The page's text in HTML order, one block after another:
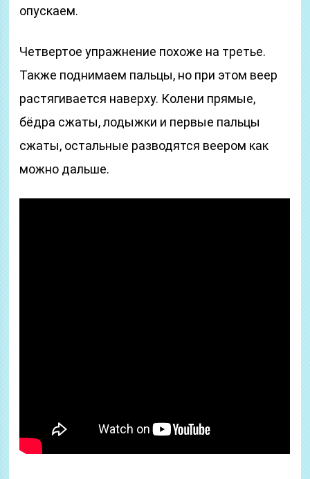
опускаем.
Четвертое упражнение похоже на третье.
Также поднимаем пальцы, но при этом веер
растягивается наверху. Колени прямые,
бёдра сжаты, лодыжки и первые пальцы
сжаты, остальные разводятся веером как
можно дальше.